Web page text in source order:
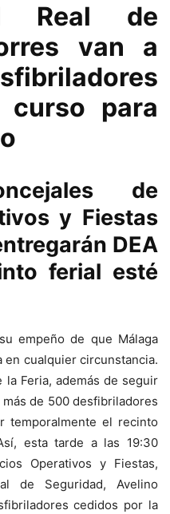
Real de
van a
para
de
y Fiestas
DEA
ferial esté
empeño de que Málaga
en cualquier circunstancia.
Feria, además de seguir
de 500 desfibriladores
temporalmente el recinto
esta tarde a las 19:30
Operativos y Fiestas,
de Seguridad, Avelino
cedidos por la